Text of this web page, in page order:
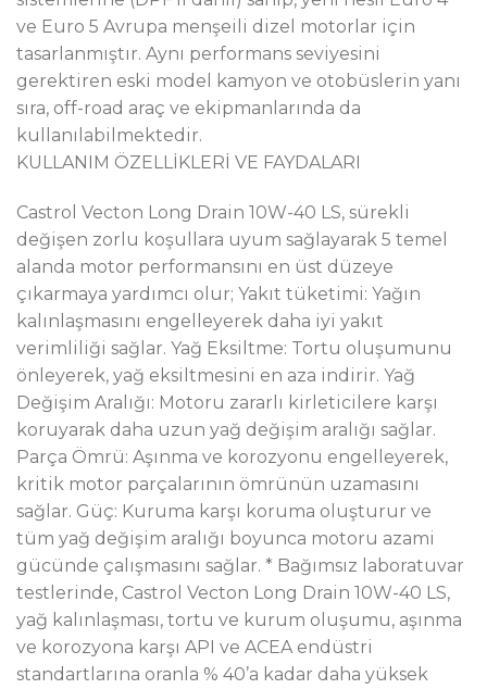
ve Euro 5 Avrupa menşeili dizel motorlar için
tasarlanmıştır. Aynı performans seviyesini
gerektiren eski model kamyon ve otobüslerin yanı
sıra, off-road araç ve ekipmanlarında da
kullanılabilmektedir.
KULLANIM ÖZELLİKLERİ VE FAYDALARI
Castrol Vecton Long Drain 10W-40 LS, sürekli
değişen zorlu koşullara uyum sağlayarak 5 temel
alanda motor performansını en üst düzeye
çıkarmaya yardımcı olur; Yakıt tüketimi: Yağın
kalınlaşmasını engelleyerek daha iyi yakıt
verimliliği sağlar. Yağ Eksiltme: Tortu oluşumunu
önleyerek, yağ eksiltmesini en aza indirir. Yağ
Değişim Aralığı: Motoru zararlı kirleticilere karşı
koruyarak daha uzun yağ değişim aralığı sağlar.
Parça Ömrü: Aşınma ve korozyonu engelleyerek,
kritik motor parçalarının ömrünün uzamasını
sağlar. Güç: Kuruma karşı koruma oluşturur ve
tüm yağ değişim aralığı boyunca motoru azami
gücünde çalışmasını sağlar. * Bağımsız laboratuvar
testlerinde, Castrol Vecton Long Drain 10W-40 LS,
yağ kalınlaşması, tortu ve kurum oluşumu, aşınma
ve korozyona karşı API ve ACEA endüstri
standartlarına oranla % 40’a kadar daha yüksek